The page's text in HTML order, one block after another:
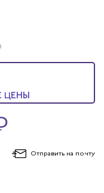
ЦЕНЫ
Отправить на почту